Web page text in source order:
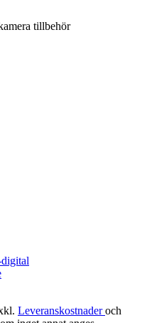
tillbehör
digital
Leveranskostnaderoch